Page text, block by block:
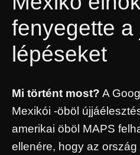
fenyegette a
lépéseket
Mi történt most? A
Mexikói -öböl
amerikai öböl MAPS
ellenére, hogy az